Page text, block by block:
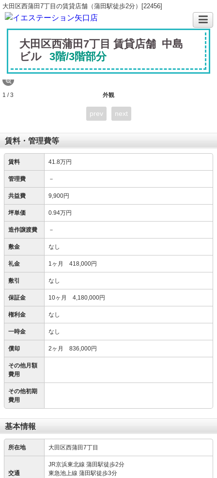
大田区西蒲田7丁目の賃貸店舗（蒲田駅徒歩2分）[22456]
大田区西蒲田7丁目 賃貸店舗 中島
ビル
3階/3階部分
外観
1 / 3
prev next
賃料・管理費等
賃料 41.8万円
管理費 －
共益費 9,900円
坪単価 0.94万円
造作譲渡費 －
敷金 なし
礼金 1ヶ月 418,000円
敷引 なし
保証金 10ヶ月 4,180,000円
権利金 なし
一時金 なし
償却 2ヶ月 836,000円
その他月額
費用
その他初期
費用
基本情報
所在地 大田区西蒲田7丁目
交通
JR京浜東北線 蒲田駅徒歩2分
東急池上線 蒲田駅徒歩3分